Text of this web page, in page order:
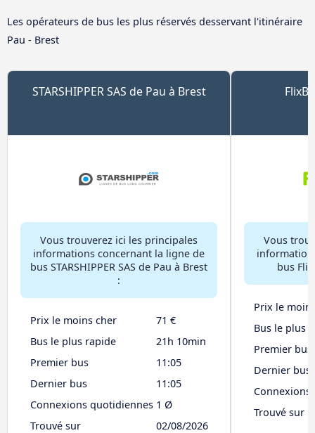
Les opérateurs de bus les plus réservés desservant l'itinéraire
Pau - Brest
STARSHIPPER SAS de Pau à Brest
Vous trouverez ici les principales
informations concernant la ligne de
bus STARSHIPPER SAS de Pau à Brest
:
Prix le moins cher
71 €
Bus le plus rapide
21h 10min
Premier bus
11:05
Dernier bus
11:05
Connexions quotidiennes 1 Ø
Trouvé sur
02/08/2026
Vous
bus
Prix le
Bus le plus
Premier bus
Dernier bus
Trouvé sur